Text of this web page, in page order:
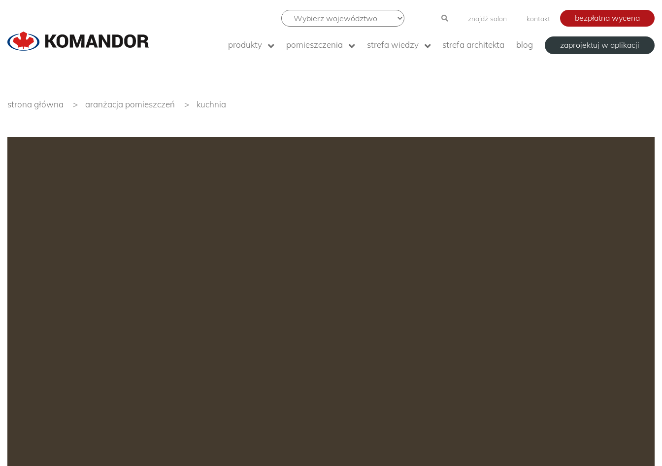
znajdź salon kontakt bezpłatna wycena
produkty pomieszczenia strefa wiedzy strefa architekta blog zaprojektuj w aplikacji
strona główna aranżacja pomieszczeń kuchnia